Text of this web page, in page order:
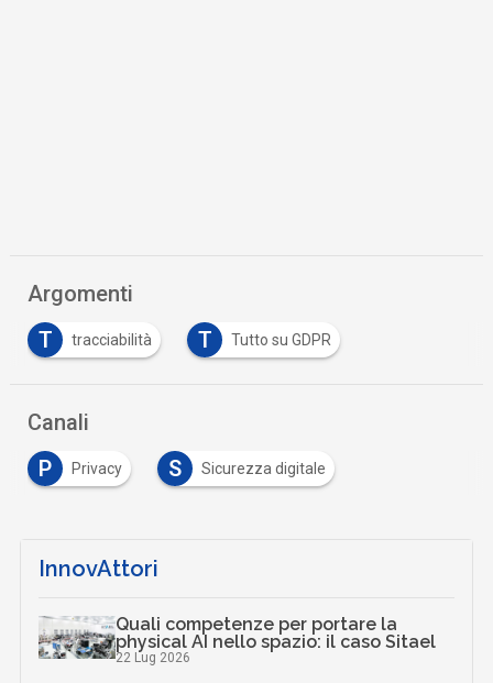
Argomenti
T
tracciabilità T Tutto su GDPR
Canali
P
Privacy S Sicurezza digitale
InnovAttori
Quali competenze per portare la
physical AI nello spazio: il caso Sitael
22 Lug 2026